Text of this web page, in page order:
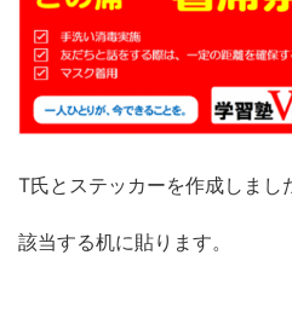
T氏とステッカーを作成しまし
該当する机に貼ります。